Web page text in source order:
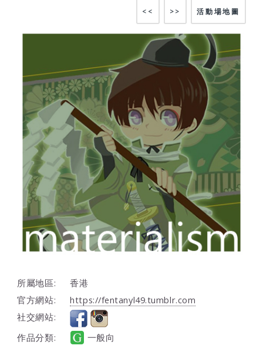
活動場地圖
>>
<<
所屬地區:
香港
官方網站:
https://fentanyl49.tumblr.com
社交網站:
作品分類:
一般向